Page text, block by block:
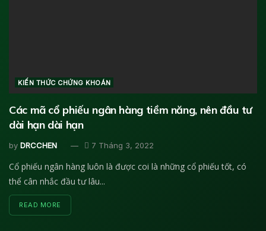
KIẾN THỨC CHỨNG KHOÁN
Các mã cổ phiếu ngân hàng tiềm năng, nên đầu tư
dài hạn dài hạn
by DRCCHEN 7 Tháng 3, 2022
Cổ phiếu ngân hàng luôn là được coi là những cổ phiếu tốt, có
thể cân nhắc đầu tư lâu...
READ MORE